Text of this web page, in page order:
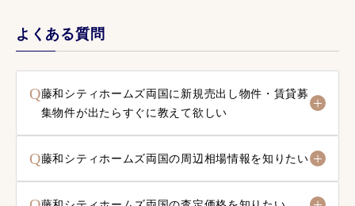
よくある質問
Q藤和シティホームズ両国に新規売出し物件・賃貸募
集物件が出たらすぐに教えて欲しい
Q藤和シティホームズ両国の周辺相場情報を知りたい